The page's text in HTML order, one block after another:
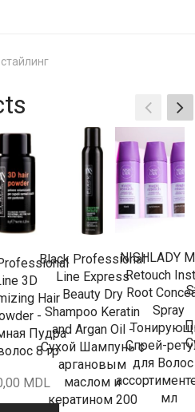
3D
Hair
-
Пудра
8 гр
MDL
Black Professional
Line Express
Beauty Dry
Shampoo Keratin
and Argan Oil -
Сухой Шампунь с
аргановым
маслом и
кератином 200
NISHLADY
Retouch
Root
Spray
Спрей-
для
мл